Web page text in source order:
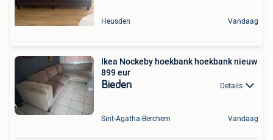
Heusden Vandaag
Ikea Nockeby hoekbank hoekbank nieuw
899 eur
Bieden Details
Sint-Agatha-Berchem Vandaag